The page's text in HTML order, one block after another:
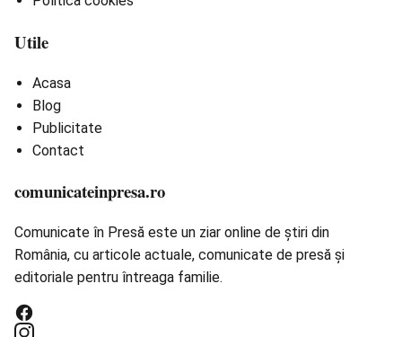
Utile
Acasa
Blog
Publicitate
Contact
comunicateinpresa.ro
Comunicate în Presă este un ziar online de știri din
România, cu articole actuale, comunicate de presă și
editoriale pentru întreaga familie.